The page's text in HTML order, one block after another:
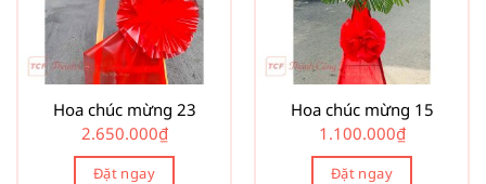
Hoa chúc mừng 23
2.650.000₫
Đặt ngay
Hoa chúc mừng 15
1.100.000₫
Đặt ngay